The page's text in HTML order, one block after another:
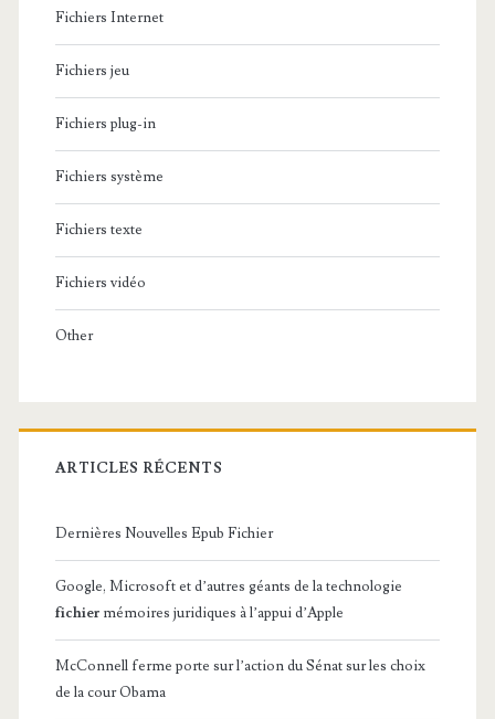
Fichiers Internet
Fichiers jeu
Fichiers plug-in
Fichiers système
Fichiers texte
Fichiers vidéo
Other
ARTICLES RÉCENTS
Dernières Nouvelles Epub Fichier
Google, Microsoft et d’autres géants de la technologie
fichier mémoires juridiques à l’appui d’Apple
McConnell ferme porte sur l’action du Sénat sur les choix
de la cour Obama